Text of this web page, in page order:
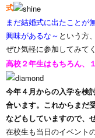
式
まだ結婚式に出たことが
興味があるな～ という方、
ぜひ気軽に参加してみて
高校２年生はもちろん、
今年４月からの入学を検
合います。これからまだ
などもしていますので、
在校生も当日のイベント